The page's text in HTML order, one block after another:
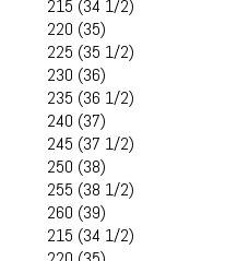
215 (34 1/2)
220 (35)
225 (35 1/2)
230 (36)
235 (36 1/2)
240 (37)
245 (37 1/2)
250 (38)
255 (38 1/2)
260 (39)
215 (34 1/2)